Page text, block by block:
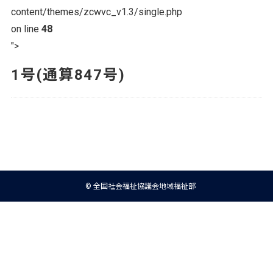
content/themes/zcwvc_v1.3/single.php
on line 48
">
1号(通算847号)
© 全国社会福祉協議会地域福祉部